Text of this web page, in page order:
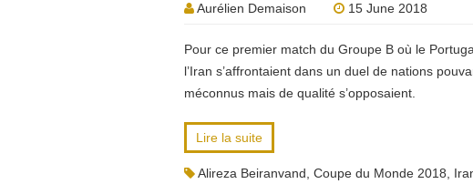
Aurélien Demaison 15 June 2018
Pour ce premier match du Groupe B où le
l’Iran s’affrontaient dans un duel de nations
méconnus mais de qualité s’opposaient.
Lire la suite
Alireza Beiranvand Coupe du Monde 2018